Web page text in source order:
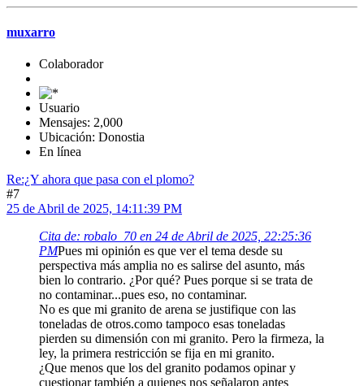
muxarro
Colaborador
Usuario
Mensajes: 2,000
Ubicación: Donostia
En línea
Re:¿Y ahora que pasa con el plomo?
#7
25 de Abril de 2025, 14:11:39 PM
Cita de: robalo_70 en 24 de Abril de 2025, 22:25:36
PMPues mi opinión es que ver el tema desde su
perspectiva más amplia no es salirse del asunto, más
bien lo contrario. ¿Por qué? Pues porque si se trata de
no contaminar...pues eso, no contaminar.
No es que mi granito de arena se justifique con las
toneladas de otros.como tampoco esas toneladas
pierden su dimensión con mi granito. Pero la firmeza, la
ley, la primera restricción se fija en mi granito.
¿Que menos que los del granito podamos opinar y
cuestionar también a quienes nos señalaron antes